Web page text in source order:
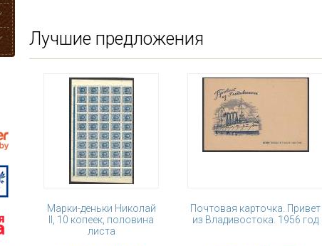
Лучшие предложения
Марки-деньки Николай
II, 10 копеек, половина
листа
Почтовая карточка. Привет
из Владивостока. 1956 год